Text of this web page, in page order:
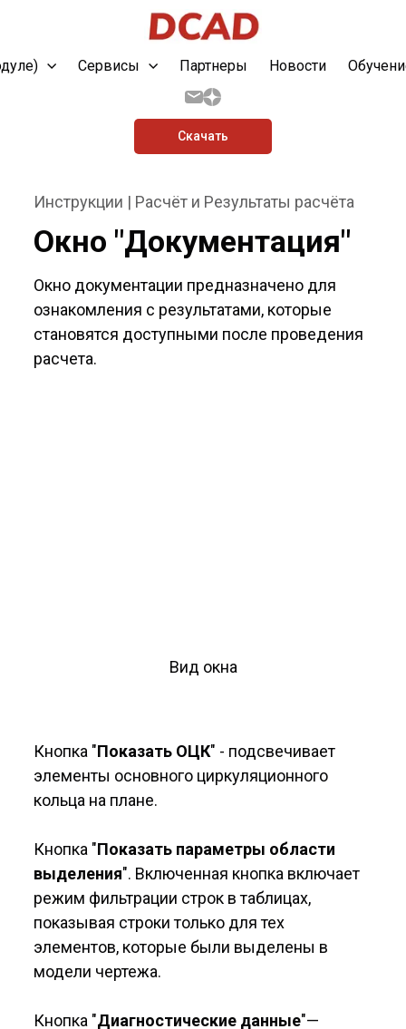
Сервисы Партнеры Новости
Скачать
Инструкции | Расчёт и Результаты расчёта
Окно "Документация"
Окно документации предназначено для
ознакомления с результатами, которые
становятся доступными после проведения
расчета.
Вид окна
Кнопка "Показать ОЦК" - подсвечивает
элементы основного циркуляционного
кольца на плане.
Кнопка "Показать параметры области
выделения". Включенная кнопка включает
режим фильтрации строк в таблицах,
показывая строки только для тех
элементов, которые были выделены в
модели чертежа.
Кнопка "Диагностические данные"—